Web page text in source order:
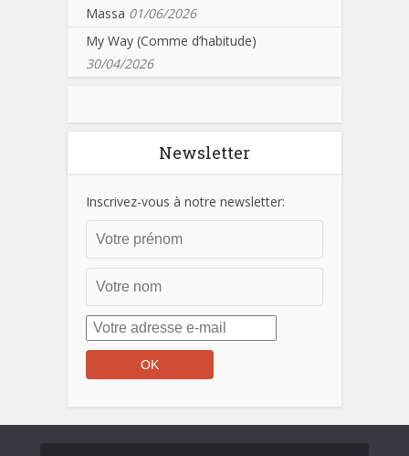
Massa 01/06/2026
My Way (Comme d’habitude)
30/04/2026
Newsletter
Inscrivez-vous à notre newsletter: